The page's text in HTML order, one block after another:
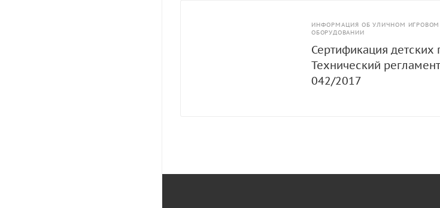
ИНФОРМАЦИЯ ОБ УЛИЧНОМ
ОБОРУДОВАНИИ
Сертификация детских
Технический
042/2017